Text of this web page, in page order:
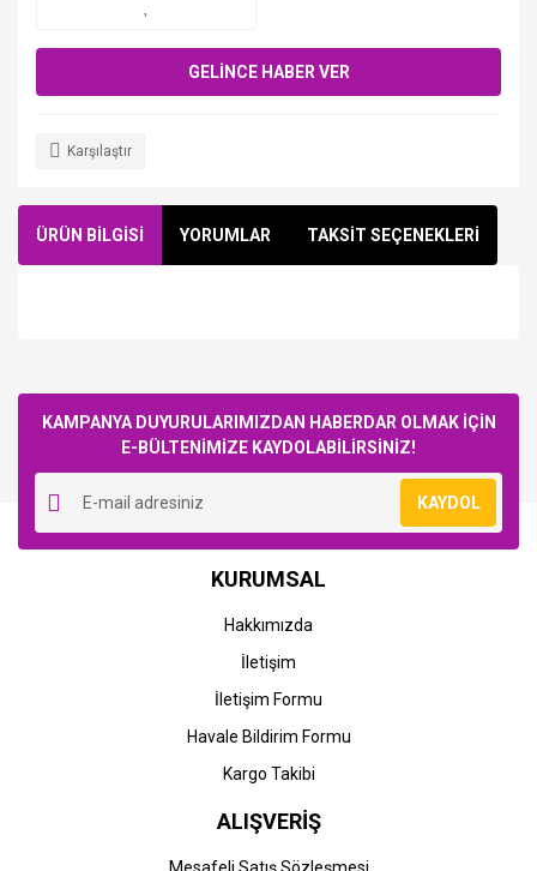
GELİNCE HABER VER
Karşılaştır
ÜRÜN BİLGİSİ YORUMLAR TAKSİT SEÇENEKLERİ
KAMPANYA DUYURULARIMIZDAN HABERDAR OLMAK İÇİN
E-BÜLTENİMİZE KAYDOLABİLİRSİNİZ!
KAYDOL
KURUMSAL
Hakkımızda
İletişim
İletişim Formu
Havale Bildirim Formu
Kargo Takibi
ALIŞVERİŞ